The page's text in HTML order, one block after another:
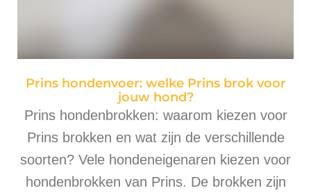
Prins hondenvoer: welke Prins brok voor
jouw hond?
Prins hondenbrokken: waarom kiezen voor
Prins brokken en wat zijn de verschillende
soorten? Vele hondeneigenaren kiezen voor
hondenbrokken van Prins. De brokken zijn